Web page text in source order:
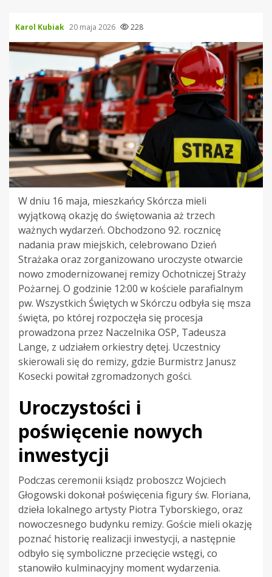
Karol Kubiak 20 maja 2026 228
W dniu 16 maja, mieszkańcy Skórcza mieli
wyjątkową okazję do świętowania aż trzech
ważnych wydarzeń. Obchodzono 92. rocznicę
nadania praw miejskich, celebrowano Dzień
Strażaka oraz zorganizowano uroczyste otwarcie
nowo zmodernizowanej remizy Ochotniczej Straży
Pożarnej. O godzinie 12:00 w kościele parafialnym
pw. Wszystkich Świętych w Skórczu odbyła się msza
święta, po której rozpoczęła się procesja
prowadzona przez Naczelnika OSP, Tadeusza
Lange, z udziałem orkiestry dętej. Uczestnicy
skierowali się do remizy, gdzie Burmistrz Janusz
Kosecki powitał zgromadzonych gości.
Uroczystości i
poświęcenie nowych
inwestycji
Podczas ceremonii ksiądz proboszcz Wojciech
Głogowski dokonał poświęcenia figury św. Floriana,
dzieła lokalnego artysty Piotra Tyborskiego, oraz
nowoczesnego budynku remizy. Goście mieli okazję
poznać historię realizacji inwestycji, a następnie
odbyło się symboliczne przecięcie wstęgi, co
stanowiło kulminacyjny moment wydarzenia.